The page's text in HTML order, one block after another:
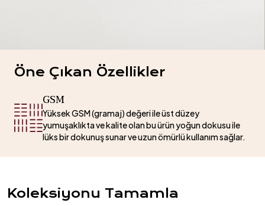
Öne Çıkan Özellikler
GSM
Yüksek GSM (gramaj) değeri ile üst düzey
yumuşaklıkta ve kalite olan bu ürün yoğun dokusu ile
lüks bir dokunuş sunar ve uzun ömürlü kullanım sağlar.
Koleksiyonu Tamamla